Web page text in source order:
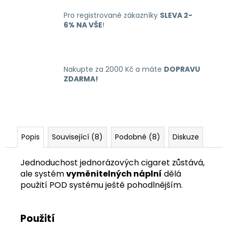
Pro registrované zákazníky SLEVA 2-
6% NA VŠE!
Nakupte za 2000 Kč a máte DOPRAVU
ZDARMA!
Popis Související (8) Podobné (8) Diskuze
Jednoduchost jednorázových cigaret zůstává,
ale systémvyměnitelných náplní dělá
použití POD systému ještě pohodlnějším.
Použití